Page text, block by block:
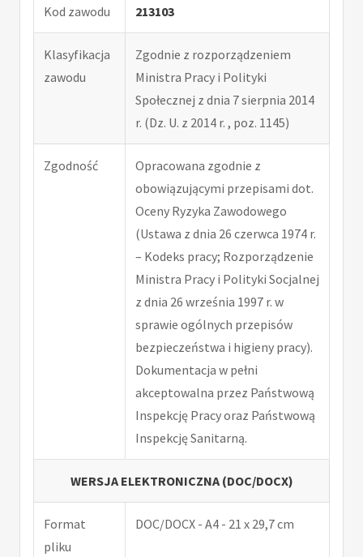
Kod zawodu 213103
Klasyfikacja
zawodu
Zgodnie z rozporządzeniem
Ministra Pracy i Polityki
Społecznej z dnia 7 sierpnia 2014
r. (Dz. U. z 2014 r. , poz. 1145)
Zgodność
Opracowana zgodnie z
obowiązującymi przepisami dot.
Oceny Ryzyka Zawodowego
(Ustawa z dnia 26 czerwca 1974 r.
– Kodeks pracy; Rozporządzenie
Ministra Pracy i Polityki Socjalnej
z dnia 26 września 1997 r. w
sprawie ogólnych przepisów
bezpieczeństwa i higieny pracy).
Dokumentacja w pełni
akceptowalna przez Państwową
Inspekcję Pracy oraz Państwową
Inspekcję Sanitarną.
WERSJA ELEKTRONICZNA (DOC/DOCX)
Format
pliku
DOC/DOCX - A4 - 21 x 29,7 cm